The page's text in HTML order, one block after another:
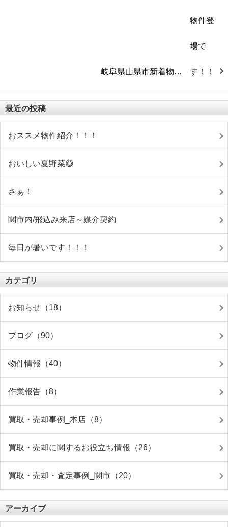
岐阜県山県市新着物…
最近の投稿
おススメ物件紹介！！！
おいしい夏野菜😋
さぁ！
関市内/飛込み来店～媒介契約
毎日が暑いです！！！
カテゴリ
お知らせ（18）
ブログ（90）
物件情報（40）
作業報告（8）
買取・売却事例_本店（8）
買取・売却に関するお役立ち情報（26）
買取・売却・査定事例_関市（20）
アーカイブ